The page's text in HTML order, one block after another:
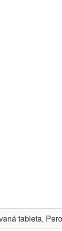
tableta,